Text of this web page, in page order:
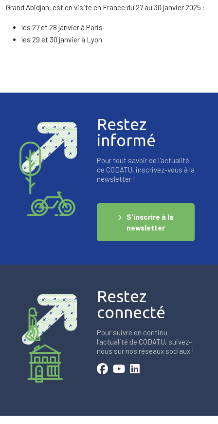
Grand Abidjan, est en visite en France du 27 au 30 janvier 2025 :
les 27 et 28 janvier à Paris
les 29 et 30 janvier à Lyon
Restez
informé
Pour tout savoir de l'actualité
de CODATU, inscrivez-vous à la
newsletter !
S'inscrire à la
newsletter
Restez
connecté
Pour suivre en continu
l'actualité de CODATU, suivez-
nous sur nos réseaux sociaux !